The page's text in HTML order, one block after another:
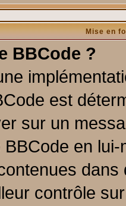
Mise en
BBCode ?
est
sur un
en
contrôle